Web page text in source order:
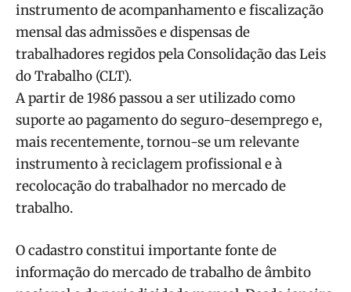
instrumento de acompanhamento e fiscalização
mensal das admissões e dispensas de
trabalhadores regidos pela Consolidação das Leis
do Trabalho (CLT).
A partir de 1986 passou a ser utilizado como
suporte ao pagamento do seguro-desemprego e,
mais recentemente, tornou-se um relevante
instrumento à reciclagem profissional e à
recolocação do trabalhador no mercado de
trabalho.
O cadastro constitui importante fonte de
informação do mercado de trabalho de âmbito